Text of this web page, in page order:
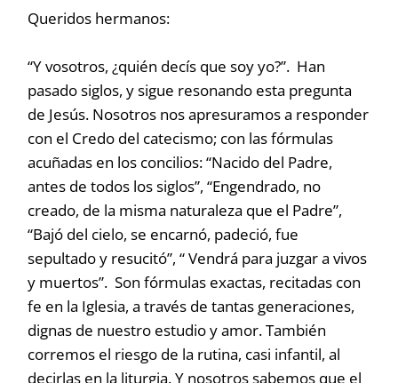
Queridos hermanos:
“Y vosotros, ¿quién decís que soy yo?”. Han
pasado siglos, y sigue resonando esta pregunta
de Jesús. Nosotros nos apresuramos a responder
con el Credo del catecismo; con las fórmulas
acuñadas en los concilios: “Nacido del Padre,
antes de todos los siglos”, “Engendrado, no
creado, de la misma naturaleza que el Padre”,
“Bajó del cielo, se encarnó, padeció, fue
sepultado y resucitó”, “ Vendrá para juzgar a vivos
y muertos”. Son fórmulas exactas, recitadas con
fe en la Iglesia, a través de tantas generaciones,
dignas de nuestro estudio y amor. También
corremos el riesgo de la rutina, casi infantil, al
decirlas en la liturgia. Y nosotros sabemos que el